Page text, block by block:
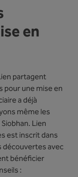
en
partagent
pour une mise en
a déjà
même les
Lien
est inscrit dans
découvertes avec
bénéficier
: